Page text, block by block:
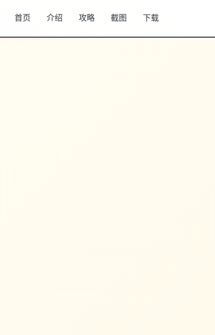
首页 介绍 攻略 截图 下载